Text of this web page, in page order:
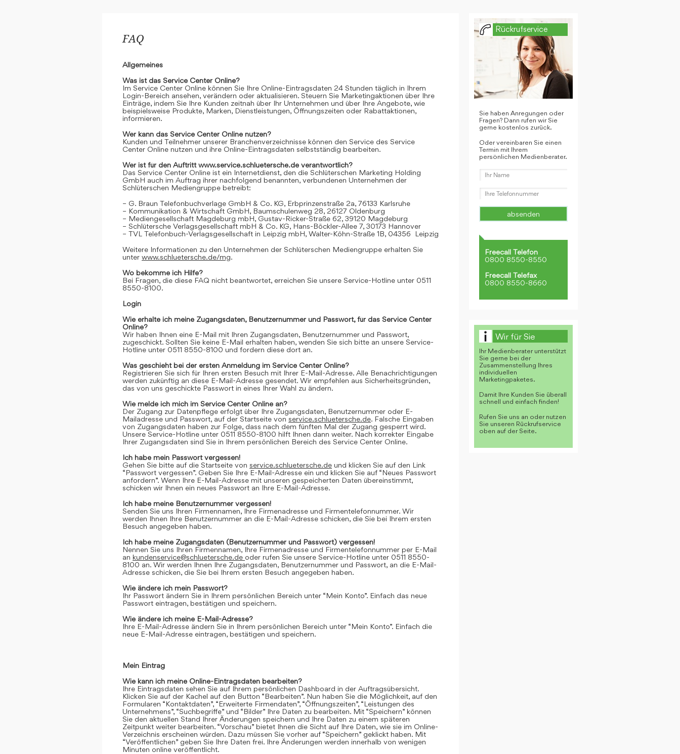
FAQ
Allgemeines
Was ist das Service Center Online?
Im Service Center Online können Sie Ihre Online-Eintragsdaten 24 Stunden täglich in Ihrem
Login-Bereich ansehen, verändern oder aktualisieren. Steuern Sie Marketingaktionen über Ihre
Einträge, indem Sie Ihre Kunden zeitnah über Ihr Unternehmen und über Ihre Angebote, wie
beispielsweise Produkte, Marken, Dienstleistungen, Öffnungszeiten oder Rabattaktionen,
informieren.
Wer kann das Service Center Online nutzen?
Kunden und Teilnehmer unserer Branchenverzeichnisse können den Service des Service
Center Online nutzen und ihre Online-Eintragsdaten selbstständig bearbeiten.
Wer ist für den Auftritt www.service.schluetersche.de verantwortlich?
Das Service Center Online ist ein Internetdienst, den die Schlüterschen Marketing Holding
GmbH auch im Auftrag ihrer nachfolgend benannten, verbundenen Unternehmen der
Schlüterschen Mediengruppe betreibt:
– G. Braun Telefonbuchverlage GmbH & Co. KG, Erbprinzenstraße 2a, 76133 Karlsruhe
– Kommunikation & Wirtschaft GmbH, Baumschulenweg 28, 26127 Oldenburg
– Mediengesellschaft Magdeburg mbH, Gustav-Ricker-Straße 62, 39120 Magdeburg
– Schlütersche Verlagsgesellschaft mbH & Co. KG, Hans-Böckler-Allee 7, 30173 Hannover
– TVL Telefonbuch-Verlagsgesellschaft in Leipzig mbH, Walter-Köhn-Straße 1B, 04356 Leipzig
Weitere Informationen zu den Unternehmen der Schlüterschen Mediengruppe erhalten Sie
unter www.schluetersche.de/mg.
Wo bekomme ich Hilfe?
Bei Fragen, die diese FAQ nicht beantwortet, erreichen Sie unsere Service-Hotline unter 0511
8550-8100.
Login
Wie erhalte ich meine Zugangsdaten, Benutzernummer und Passwort, für das Service Center
Online?
Wir haben Ihnen eine E-Mail mit Ihren Zugangsdaten, Benutzernummer und Passwort,
zugeschickt. Sollten Sie keine E-Mail erhalten haben, wenden Sie sich bitte an unsere Service-
Hotline unter 0511 8550-8100 und fordern diese dort an.
Was geschieht bei der ersten Anmeldung im Service Center Online?
Registrieren Sie sich für Ihren ersten Besuch mit Ihrer E-Mail-Adresse. Alle Benachrichtigungen
werden zukünftig an diese E-Mail-Adresse gesendet. Wir empfehlen aus Sicherheitsgründen,
das von uns geschickte Passwort in eines Ihrer Wahl zu ändern.
Wie melde ich mich im Service Center Online an?
Der Zugang zur Datenpflege erfolgt über Ihre Zugangsdaten, Benutzernummer oder E-
Mailadresse und Passwort, auf der Startseite von service.schluetersche.de. Falsche Eingaben
von Zugangsdaten haben zur Folge, dass nach dem fünften Mal der Zugang gesperrt wird.
Unsere Service-Hotline unter 0511 8550-8100 hilft Ihnen dann weiter. Nach korrekter Eingabe
Ihrer Zugangsdaten sind Sie in Ihrem persönlichen Bereich des Service Center Online.
Ich habe mein Passwort vergessen!
Gehen Sie bitte auf die Startseite von service.schluetersche.de und klicken Sie auf den Link
“Passwort vergessen”. Geben Sie Ihre E-Mail-Adresse ein und klicken Sie auf “Neues Passwort
anfordern”. Wenn Ihre E-Mail-Adresse mit unseren gespeicherten Daten übereinstimmt,
schicken wir Ihnen ein neues Passwort an Ihre E-Mail-Adresse.
Ich habe meine Benutzernummer vergessen!
Senden Sie uns Ihren Firmennamen, Ihre Firmenadresse und Firmentelefonnummer. Wir
werden Ihnen Ihre Benutzernummer an die E-Mail-Adresse schicken, die Sie bei Ihrem ersten
Besuch angegeben haben.
Ich habe meine Zugangsdaten (Benutzernummer und Passwort) vergessen!
Nennen Sie uns Ihren Firmennamen, Ihre Firmenadresse und Firmentelefonnummer per E-Mail
an kundenservice@schluetersche.de oder rufen Sie unsere Service-Hotline unter 0511 8550-
8100 an. Wir werden Ihnen Ihre Zugangsdaten, Benutzernummer und Passwort, an die E-Mail-
Adresse schicken, die Sie bei Ihrem ersten Besuch angegeben haben.
Wie ändere ich mein Passwort?
Ihr Passwort ändern Sie in Ihrem persönlichen Bereich unter “Mein Konto”. Einfach das neue
Passwort eintragen, bestätigen und speichern.
Wie ändere ich meine E-Mail-Adresse?
Ihre E-Mail-Adresse ändern Sie in Ihrem persönlichen Bereich unter “Mein Konto”. Einfach die
neue E-Mail-Adresse eintragen, bestätigen und speichern.
Mein Eintrag
Wie kann ich meine Online-Eintragsdaten bearbeiten?
Ihre Eintragsdaten sehen Sie auf Ihrem persönlichen Dashboard in der Auftragsübersicht.
Klicken Sie auf der Kachel auf den Button “Bearbeiten”. Nun haben Sie die Möglichkeit, auf den
Formularen “Kontaktdaten”, “Erweiterte Firmendaten”, “Öffnungszeiten”, “Leistungen des
Unternehmens”, “Suchbegriffe” und “Bilder” Ihre Daten zu bearbeiten. Mit “Speichern” können
Sie den aktuellen Stand Ihrer Änderungen speichern und Ihre Daten zu einem späteren
Zeitpunkt weiter bearbeiten. “Vorschau” bietet Ihnen die Sicht auf Ihre Daten, wie sie im Online-
Verzeichnis erscheinen würden. Dazu müssen Sie vorher auf “Speichern” geklickt haben. Mit
“Veröffentlichen” geben Sie Ihre Daten frei. Ihre Änderungen werden innerhalb von wenigen
Minuten online veröffentlicht.
Rückrufservice
Sie haben Anregungen oder
Fragen? Dann rufen wir Sie
gerne kostenlos zurück.
Oder vereinbaren Sie einen
Termin mit Ihrem
persönlichen Medienberater.
Freecall Telefon
0800 8550-8550
Freecall Telefax
0800 8550-8660
Wir für Sie
Ihr Medienberater unterstützt
Sie gerne bei der
Zusammenstellung Ihres
individuellen
Marketingpaketes.
Damit Ihre Kunden Sie überall
schnell und einfach finden!
Rufen Sie uns an oder nutzen
Sie unseren Rückrufservice
oben auf der Seite.